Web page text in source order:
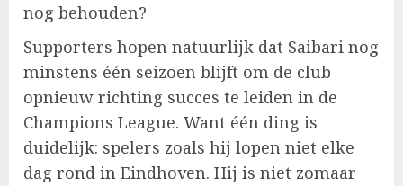
nog behouden?
Supporters hopen natuurlijk dat Saibari nog
minstens één seizoen blijft om de club
opnieuw richting succes te leiden in de
Champions League. Want één ding is
duidelijk: spelers zoals hij lopen niet elke
dag rond in Eindhoven. Hij is niet zomaar